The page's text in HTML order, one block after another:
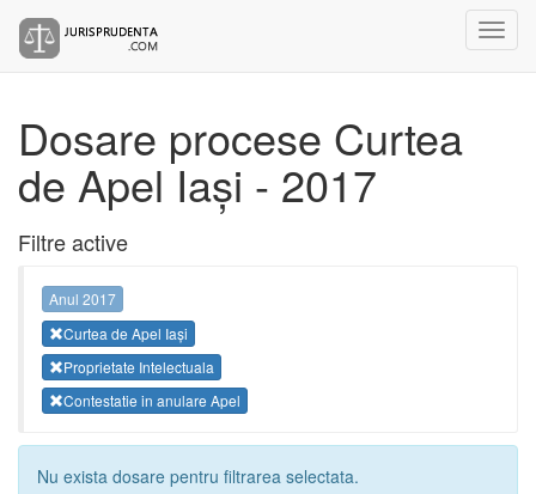
Dosare procese Curtea
de Apel Iași - 2017
Filtre active
Anul 2017
Curtea de Apel Iași
Proprietate Intelectuala
Contestatie in anulare Apel
Nu exista dosare pentru filtrarea selectata.